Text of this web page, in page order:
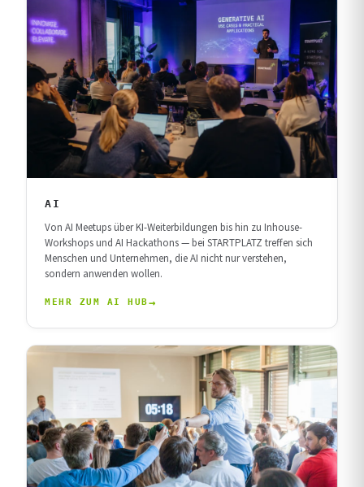
AI
Von AI Meetups über KI-Weiterbildungen bis hin zu Inhouse-
Workshops und AI Hackathons — bei STARTPLATZ treffen sich
Menschen und Unternehmen, die AI nicht nur verstehen,
sondern anwenden wollen.
MEHR ZUM AI HUB